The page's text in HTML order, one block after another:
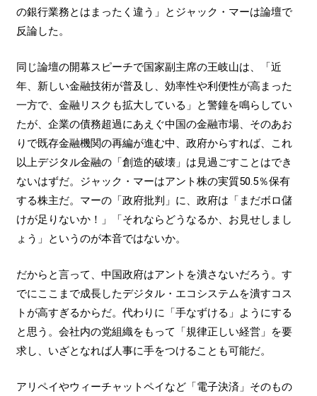
の銀行業務とはまったく違う」とジャック・マーは論壇で
反論した。
同じ論壇の開幕スピーチで国家副主席の王岐山は、「近
年、新しい金融技術が普及し、効率性や利便性が高まった
一方で、金融リスクも拡大している」と警鐘を鳴らしてい
たが、企業の債務超過にあえぐ中国の金融市場、そのあお
りで既存金融機関の再編が進む中、政府からすれば、これ
以上デジタル金融の「創造的破壊」は見過ごすことはでき
ないはずだ。ジャック・マーはアント株の実質50.5％保有
する株主だ。マーの「政府批判」に、政府は「まだボロ儲
けが足りないか！」「それならどうなるか、お見せしまし
ょう」というのが本音ではないか。
だからと言って、中国政府はアントを潰さないだろう。す
でにここまで成長したデジタル・エコシステムを潰すコス
トが高すぎるからだ。代わりに「手なずける」ようにする
と思う。会社内の党組織をもって「規律正しい経営」を要
求し、いざとなれば人事に手をつけることも可能だ。
アリペイやウィーチャットペイなど「電子決済」そのもの